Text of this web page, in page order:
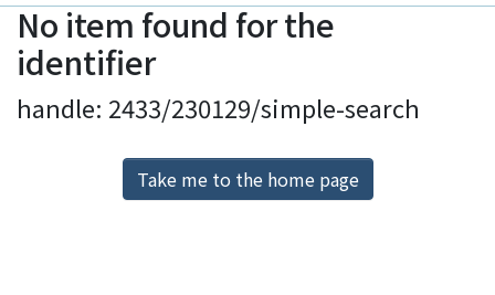
Home
Communities
Browse
Download Ranking
No item found for the
identifier
handle: 2433/230129/simple-search
Take me to the home page